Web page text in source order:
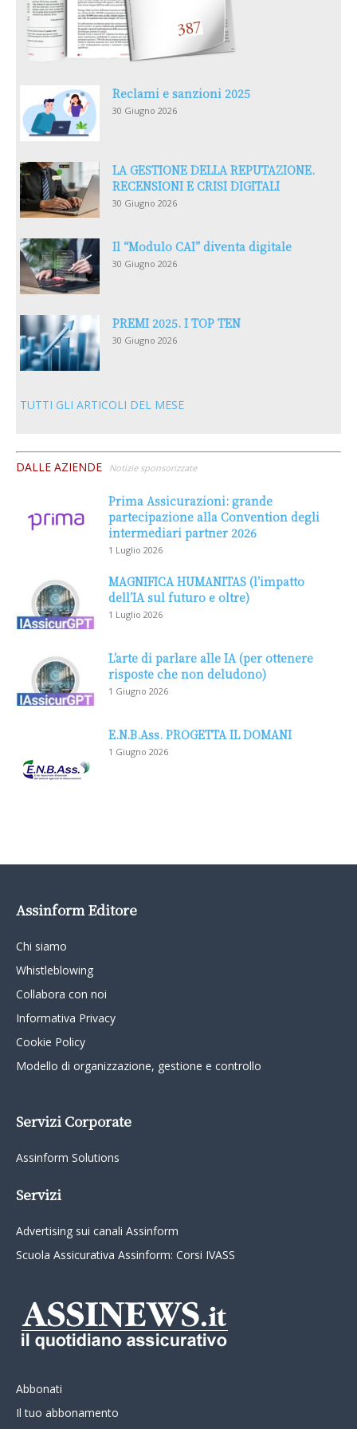
Reclami e sanzioni 2025
30 Giugno 2026
LA GESTIONE DELLA REPUTAZIONE.
RECENSIONI E CRISI DIGITALI
30 Giugno 2026
Il “Modulo CAI” diventa digitale
30 Giugno 2026
PREMI 2025. I TOP TEN
30 Giugno 2026
TUTTI GLI ARTICOLI DEL MESE
DALLE AZIENDE Notizie sponsorizzate
Prima Assicurazioni: grande
partecipazione alla Convention degli
intermediari partner 2026
1 Luglio 2026
MAGNIFICA HUMANITAS (l’impatto
dell’IA sul futuro e oltre)
1 Luglio 2026
L’arte di parlare alle IA (per ottenere
risposte che non deludono)
1 Giugno 2026
E.N.B.Ass. PROGETTA IL DOMANI
1 Giugno 2026
Assinform Editore
Chi siamo
Whistleblowing
Collabora con noi
Informativa Privacy
Cookie Policy
Modello di organizzazione, gestione e controllo
Servizi Corporate
Assinform Solutions
Servizi
Advertising sui canali Assinform
Scuola Assicurativa Assinform: Corsi IVASS
Abbonati
Il tuo abbonamento